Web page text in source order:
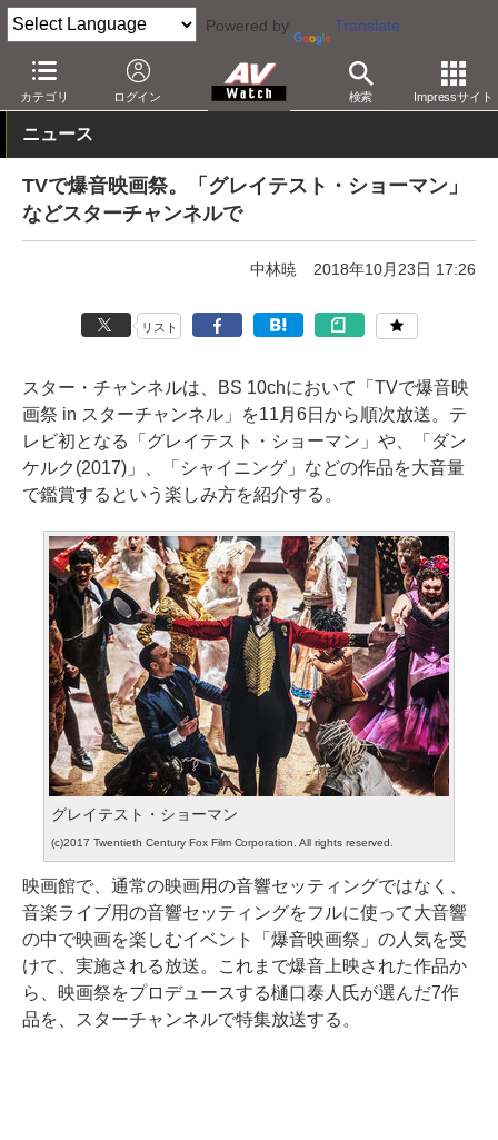
Powered by Translate
カテゴリ ログイン 検索 Impressサイト
AV Watch コンテンツ・サービス 放送 その他
ニュース
TVで爆音映画祭。「グレイテスト・ショーマン」
などスターチャンネルで
中林暁 2018年10月23日 17:26
リスト
スター・チャンネルは、BS 10chにおいて「TVで爆音映
画祭 in スターチャンネル」を11月6日から順次放送。テ
レビ初となる「グレイテスト・ショーマン」や、「ダン
ケルク(2017)」、「シャイニング」などの作品を大音量
で鑑賞するという楽しみ方を紹介する。
グレイテスト・ショーマン
(c)2017 Twentieth Century Fox Film Corporation. All rights reserved.
映画館で、通常の映画用の音響セッティングではなく、
音楽ライブ用の音響セッティングをフルに使って大音響
の中で映画を楽しむイベント「爆音映画祭」の人気を受
けて、実施される放送。これまで爆音上映された作品か
ら、映画祭をプロデュースする樋口泰人氏が選んだ7作
品を、スターチャンネルで特集放送する。